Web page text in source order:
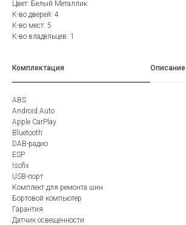
Цвет: Белый Металлик
К-во дверей: 4
К-во мест: 5
К-во владельцев: 1
Комплектация Описание
ABS
Android Auto
Apple CarPlay
Bluetooth
DAB-радио
ESP
Isofix
USB-порт
Комплект для ремонта шин
Бортовой компьютер
Гарантия
Датчик освещенности